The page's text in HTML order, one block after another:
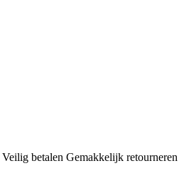
Veilig betalen Gemakkelijk retourneren